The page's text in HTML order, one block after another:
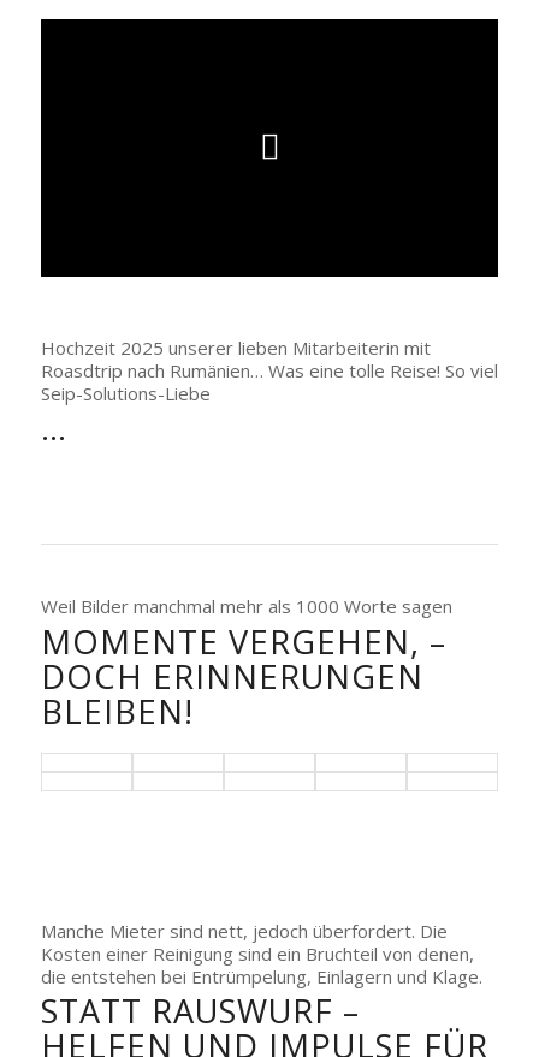
Hochzeit 2025 unserer lieben Mitarbeiterin mit
Roasdtrip nach Rumänien… Was eine tolle Reise! So viel
Seip-Solutions-Liebe
…
Weil Bilder manchmal mehr als 1000 Worte sagen
MOMENTE VERGEHEN, –
DOCH ERINNERUNGEN
BLEIBEN!
Manche Mieter sind nett, jedoch überfordert. Die
Kosten einer Reinigung sind ein Bruchteil von denen,
die entstehen bei Entrümpelung, Einlagern und Klage.
STATT RAUSWURF –
HELFEN UND IMPULSE FÜR